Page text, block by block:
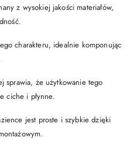
z wysokiej jakości materiałów,
charakteru, idealnie komponując
sprawia, że użytkowanie tego
ciche i płynne.
jest proste i szybkie dzięki